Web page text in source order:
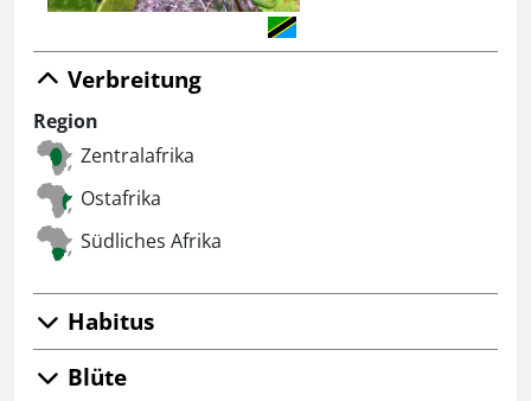
Verbreitung
Region
Zentralafrika
Ostafrika
Südliches Afrika
Habitus
Blüte